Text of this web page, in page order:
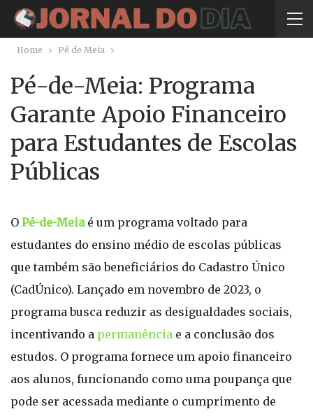
Home Pé de Meia
Pé-de-Meia: Programa
Garante Apoio Financeiro
para Estudantes de Escolas
Públicas
O Pé-de-Meiaé um programa voltado para
estudantes do ensino médio de escolas públicas
que também são beneficiários do Cadastro Único
(CadÚnico). Lançado em novembro de 2023, o
programa busca reduzir as desigualdades sociais,
incentivando a permanência e a conclusão dos
estudos. O programa fornece um apoio financeiro
aos alunos, funcionando como uma poupança que
pode ser acessada mediante o cumprimento de